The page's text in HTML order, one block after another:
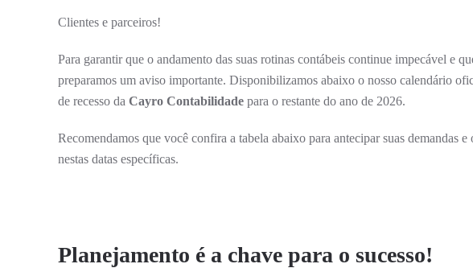
Clientes e parceiros!
Para garantir que o andamento das suas rotinas contábeis continue impecável e
preparamos um aviso importante. Disponibilizamos abaixo o nosso calendário
de recesso da Cayro Contabilidade para o restante do ano de 2026.
Recomendamos que você confira a tabela abaixo para antecipar suas demandas
nestas datas específicas.
Planejamento é a chave para o sucesso!